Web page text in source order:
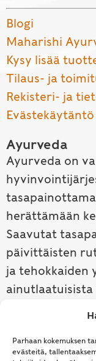
Parhaan kokemuksen
evästeitä,
Blogi
Maharishi
Kysy lisää
Tilaus- ja
Rekisteri- ja
Evästekäytäntö
Ayurveda
Ayurveda on
herättämään
Saavutat
päivittäisten
ja tehokkaiden
Tutustu